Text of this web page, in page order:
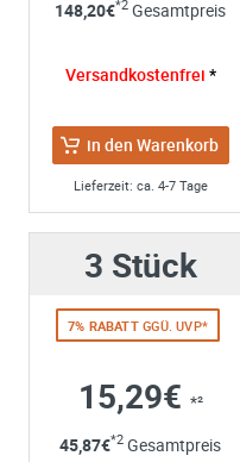
Firma:
e-mail*:
*
Ich stimme zu,
Kontaktformular
und verarbeitet
abgeschlossener
können Ihre
widerrufen.
Nutzerdaten finden
148,20€*2 Gesamtpreis
Versandkostenfrei *
in den Warenkorb
Lieferzeit: ca. 4-7 Tage
3 Stück
7% RABATTGGÜ. UVP*
15,29€ *²
45,87€*2 Gesamtpreis